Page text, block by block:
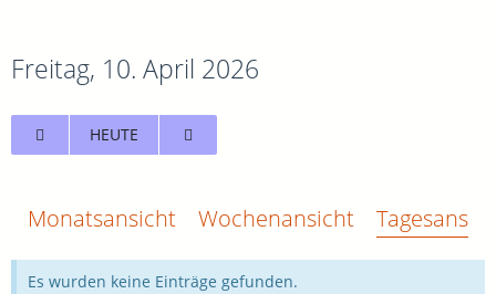
Freitag, 10. April 2026
HEUTE
Monatsansicht Wochenansicht
Es wurden keine Einträge gefunden.